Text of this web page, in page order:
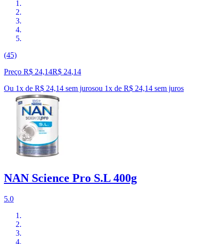
(45)
Preço R$ 24,14R$ 24,14
Ou 1x de R$ 24,14 sem jurosou 1x de R$ 24,14 sem juros
NAN Science Pro S.L 400g
5.0